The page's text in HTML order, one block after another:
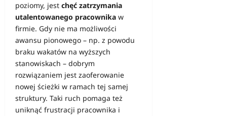
poziomy, jest chęć zatrzymania
utalentowanego pracownika w
firmie. Gdy nie ma możliwości
awansu pionowego – np. z powodu
braku wakatów na wyższych
stanowiskach – dobrym
rozwiązaniem jest zaoferowanie
nowej ścieżki w ramach tej samej
struktury. Taki ruch pomaga też
uniknąć frustracji pracownika i